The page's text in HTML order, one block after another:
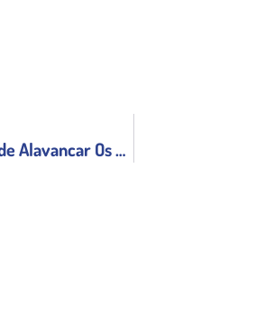
Como A Automação De Processos Robóticos (RPA) Pode Alavancar Os Negócios?